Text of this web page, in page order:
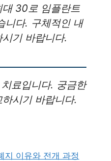
대 30로 임플란트
니다. 구체적인 내
기 바랍니다.
료입니다. 궁금한
시기 바랍니다.
지 이유와 전개 과정